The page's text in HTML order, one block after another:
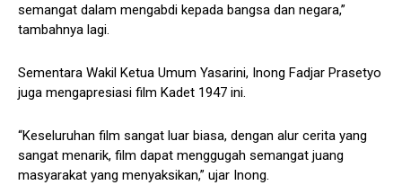
semangat dalam mengabdi kepada bangsa dan negara,”
tambahnya lagi.
Sementara Wakil Ketua Umum Yasarini, Inong Fadjar Prasetyo
juga mengapresiasi film Kadet 1947 ini.
“Keseluruhan film sangat luar biasa, dengan alur cerita yang
sangat menarik, film dapat menggugah semangat juang
masyarakat yang menyaksikan,” ujar Inong.